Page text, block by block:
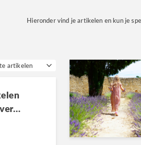
Hieronder vind je artikelen en kun je